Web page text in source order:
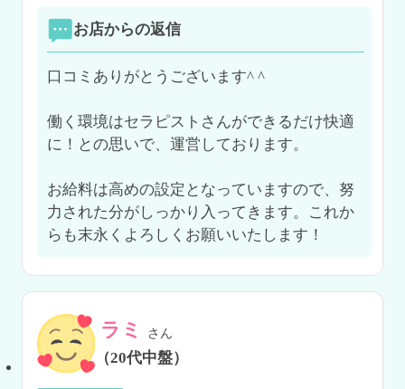
お店からの返信
口コミありがとうございます^ ^
働く環境はセラピストさんができるだけ快適
に！との思いで、運営しております。
お給料は高めの設定となっていますので、努
力された分がしっかり入ってきます。これか
らも末永くよろしくお願いいたします！
ラミ さん
（20代中盤）